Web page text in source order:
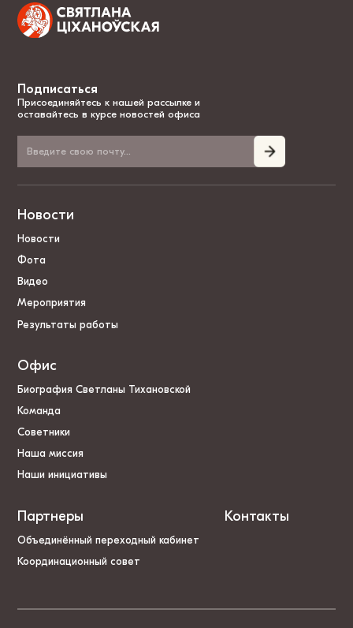
Подписаться
Присоединяйтесь к нашей рассылке и
оставайтесь в курсе новостей офиса
Новости
Новости
Фота
Видео
Мероприятия
Результаты работы
Офис
Биография Светланы Тихановской
Команда
Советники
Наша миссия
Наши инициативы
Партнеры
Объединённый переходный кабинет
Координационный совет
Контакты